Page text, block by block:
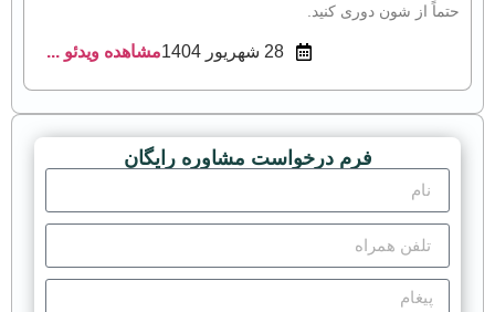
حتماً از شون دوری کنید.
مشاهده ویدئو ... 28 شهریور 1404
فرم درخواست مشاوره رایگان